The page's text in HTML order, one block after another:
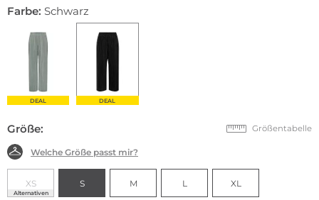
Farbe: Schwarz
DEAL DEAL
Größe: Größentabelle
Welche Größe passt mir?
XS
Alternativen
S M L XL